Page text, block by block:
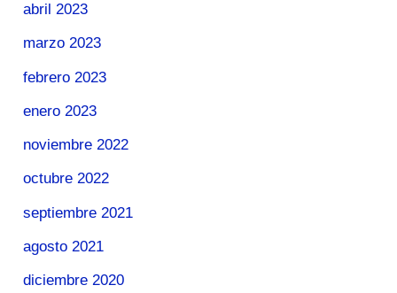
abril 2023
marzo 2023
febrero 2023
enero 2023
noviembre 2022
octubre 2022
septiembre 2021
agosto 2021
diciembre 2020